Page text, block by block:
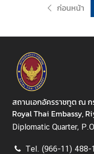
ก่อนหน้า
สถานเอกอัครราชทูต ณ ก
Royal Thai Embassy,
Diplomatic Quarter,
Tel. (966-11)